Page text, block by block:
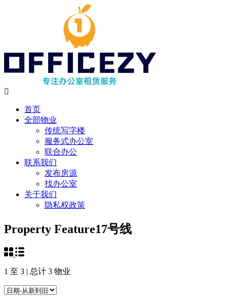
首页
全部物业
传统写字楼
服务式办公室
联合办公
联系我们
发布房源
找办公室
关于我们
隐私权政策
Property Feature17号线
+
−
1 至 3 | 总计 3 物业